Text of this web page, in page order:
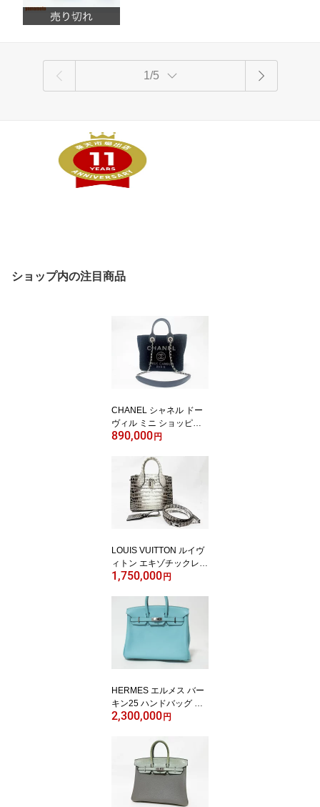
1/5
ショップ内の注目商品
CHANEL シャネル ドー
ヴィル ミニ ショッピン
グ トートバッグ ショル
メ レア 超美品【中古】
890,000 円
LOUIS VUITTON ルイヴ
ィトン エキゾチックレザ
ー クロコダイル シテ
ドバッグ ショルダーバッ
グ 2WAY ホワイト 新品
同様【中古】
1,750,000 円
HERMES エルメス バー
キン25 ハンドバッグ レ
ザー ヴォー スイフト VE
ル BLEU ATOLL T刻印 2
015年 049362CK3P 超
美品【中古】
2,300,000 円